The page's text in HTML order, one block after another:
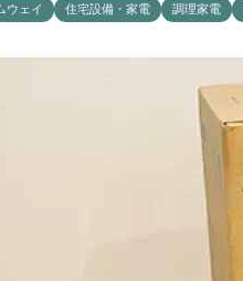
ウェイ 住宅設備・家電 調理家電